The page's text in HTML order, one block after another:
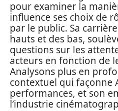
pour examiner la
influence ses choix de
par le public. Sa
hauts et des bas,
questions sur les
acteurs en fonction de
Analysons plus en
contextuel qui façonne
performances, et son
l’industrie